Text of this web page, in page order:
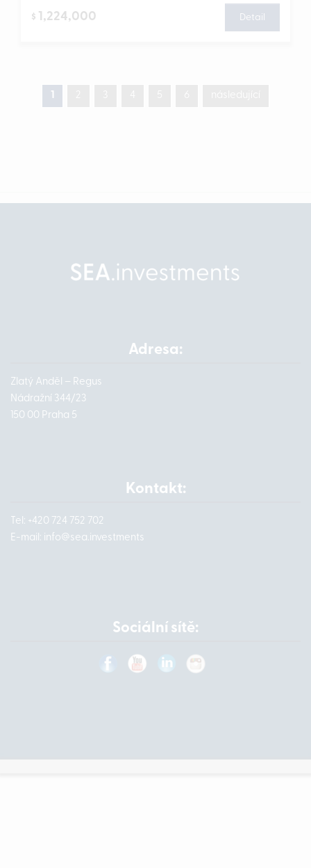
$ 1,224,000 Detail
1
Adresa:
Zlatý Anděl – Regus
Nádražní 344/23
150 00 Praha 5
Kontakt:
Tel: +420 724 752 702
E-mail: info@sea.investments
Sociální sítě: